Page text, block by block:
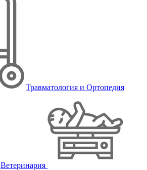
Травматология и Ортопедия
Ветеринария